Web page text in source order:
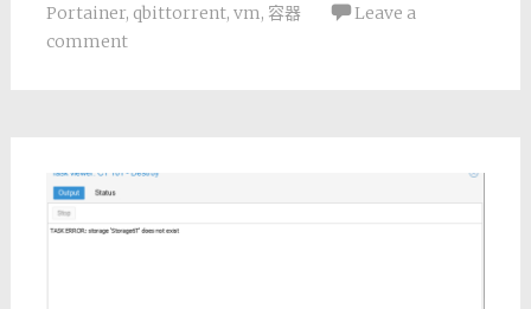
Portainer, qbittorrent, vm, 容器
Leave a
comment